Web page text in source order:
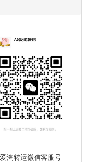
爱淘转运微信客服号